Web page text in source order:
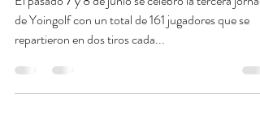
DE GOLF DE MANISES
El pasado 7 y 8 de junio se celebró la tercera jornada
de Yoingolf con un total de 161 jugadores que se